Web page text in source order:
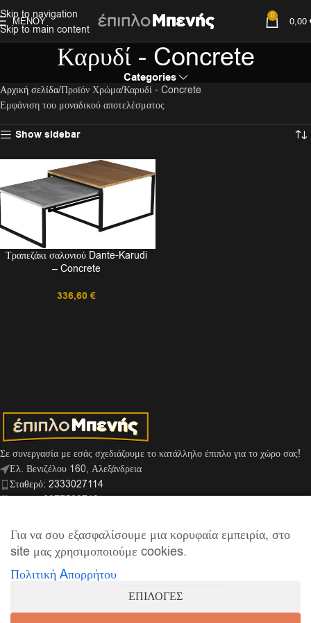
Skip to navigation
Skip to main content
ΜΕΝΟΎ 0 0,00
Καρυδί - Concrete
Categories
Αρχική σελίδα Προϊόν Χρώμα Καρυδί - Concrete
Εμφάνιση του μοναδικού αποτελέσματος
Show sidebar
Τραπεζάκι σαλονιού Dante-Karudi
– Concrete
336,60 €
Σε συνεργασία με εσάς σχεδιάζουμε το κατάλληλο έπιπλο για το χώρο σας!
Ελ. Βενιζέλου 160, Αλεξάνδρεια
Σταθερό: 2333027114
Κινητό: 6977529713
info@mpenis.gr
ΣΎΝΔΕΣΜΟΙ
ΠΛΗΡΟΦΟΡΊΕΣ
Για να σου εξασφαλίσουμε μια κορυφαία εμπειρία, στο
site μας χρησιμοποιούμε cookies.
Πολιτική Aπορρήτου
ΕΠΙΛΟΓΕΣ